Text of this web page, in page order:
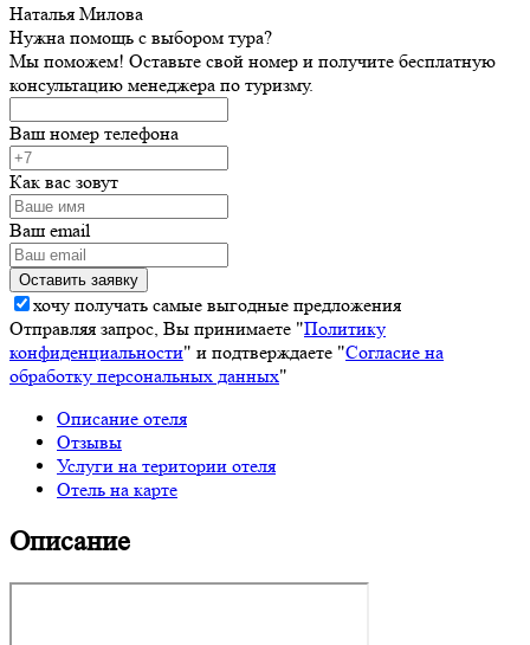
Наталья Милова
Нужна помощь с выбором тура?
Мы поможем! Оставьте свой номер и получите бесплатную
консультацию менеджера по туризму.
Ваш номер телефона
Как вас зовут
Ваш email
хочу получать самые выгодные предложения
Отправляя запрос, Вы принимаете "Политику
конфиденциальности" и подтверждаете "Согласие на
обработку персональных данных"
Описание отеля
Отзывы
Услуги на територии отеля
Отель на карте
Описание